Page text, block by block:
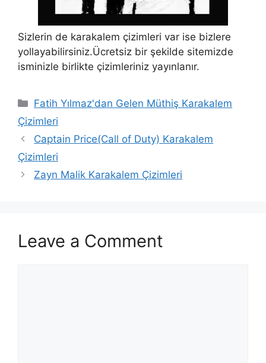
Sizlerin de karakalem çizimleri var ise bizlere
yollayabilirsiniz.Ücretsiz bir şekilde sitemizde
isminizle birlikte çizimleriniz yayınlanır.
Categories
Fatih Yılmaz'dan Gelen Müthiş Karakalem
Çizimleri
Captain Price(Call of Duty) Karakalem
Çizimleri
Zayn Malik Karakalem Çizimleri
Leave a Comment